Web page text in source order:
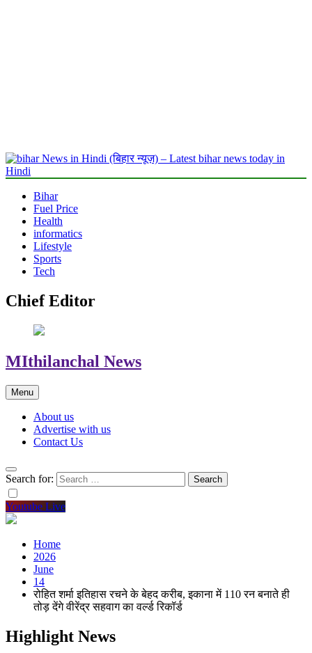
bihar News in Hindi (बिहार न्यूज़) – Latest bihar news today in Hindi
Latest bihar News in Hindi : Get bihar news today in Hindi (बिहार)
समाचार. पढ़ें बिहार से जुड़ी ताजा खबरें हिंदी mithilanchalnews.in पर
Bihar
Fuel Price
Health
informatics
Lifestyle
Sports
Tech
Chief Editor
MIthilanchal News
Menu
About us
Advertise with us
Contact Us
Search for:
Youtube Live
Home
2026
June
14
रोहित शर्मा इतिहास रचने के बेहद करीब, इकाना में 110 रन बनाते ही
तोड़ देंगे वीरेंद्र सहवाग का वर्ल्‍ड रिकॉर्ड
Highlight News